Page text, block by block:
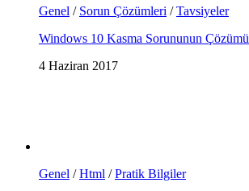
Genel / Sorun Çözümleri /Tavsiyeler
Windows 10 Kasma Sorununun Çözümü
4 Haziran 2017
Genel /Html /Pratik Bilgiler